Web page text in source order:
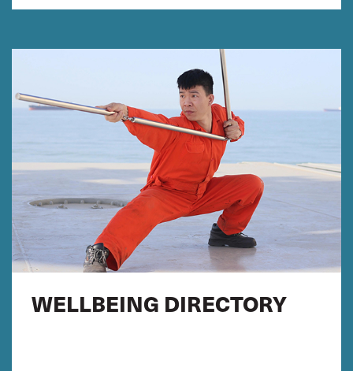
WELLBEING DIRECTORY